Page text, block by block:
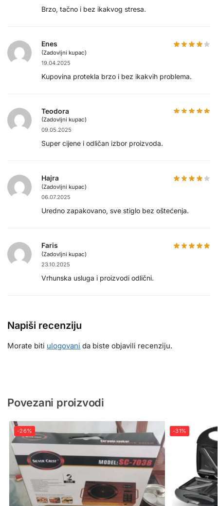
Brzo, tačno i bez ikakvog stresa.
Enes
(Zadovljni kupac)
19.04.2025
Kupovina protekla brzo i bez ikakvih problema.
Teodora
(Zadovljni kupac)
09.05.2025
Super cijene i odličan izbor proizvoda.
Hajra
(Zadovljni kupac)
06.07.2025
Uredno zapakovano, sve stiglo bez oštećenja.
Faris
(Zadovljni kupac)
23.10.2025
Vrhunska usluga i proizvodi odlični.
Napiši recenziju
Morate biti ulogovani da biste objavili recenziju.
Povezani proizvodi
-26% -31%